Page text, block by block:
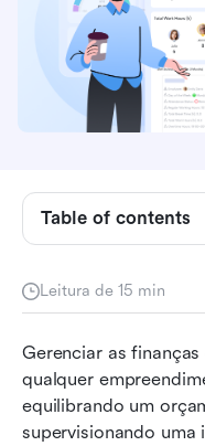
Leitura de 15 min
Gerenciar as
qualquer
equilibrando um
supervisionando
Table of contents
Principais pontos:
de orçamento
orçamento?
acompanhamento
Lista completa:
controle de